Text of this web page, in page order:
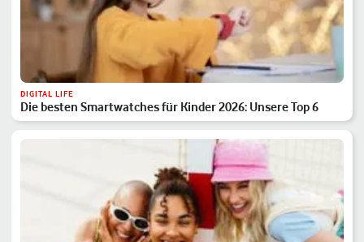
DIGITAL LIFE
Die besten Smartwatches für Kinder 2026: Unsere Top 6